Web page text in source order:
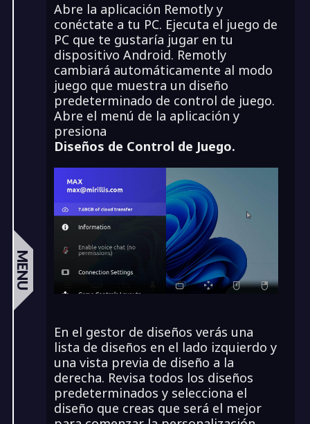
MENU
Abre la aplicación Remotly y
conéctate a tu PC. Ejecuta el juego de
PC que te gustaría jugar en tu
dispositivo Android. Remotly
cambiará automáticamente al modo
juego que muestra un diseño
predeterminado de control de juego.
Abre el menú de la aplicación y
presiona
Diseños de Control de Juego.
En el gestor de diseños verás una
lista de diseños en el lado izquierdo y
una vista previa de diseño a la
derecha. Revisa todos los diseños
predeterminados y selecciona el
diseño que creas que será el mejor